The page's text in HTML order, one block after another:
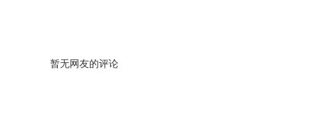
暂无网友的评论